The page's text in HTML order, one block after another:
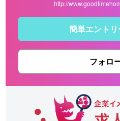
http://
簡単エント
フォロ